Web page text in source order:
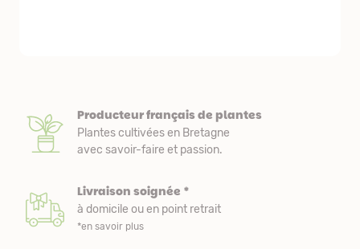
Producteur français de plantes
Plantes cultivées en Bretagne
avec savoir-faire et passion.
Livraison soignée *
à domicile ou en point retrait
*en savoir plus